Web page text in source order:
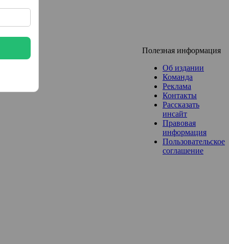
Полезная информация
Об издании
Команда
Реклама
Контакты
Рассказать
инсайт
Правовая
информация
Пользовательское
соглашение